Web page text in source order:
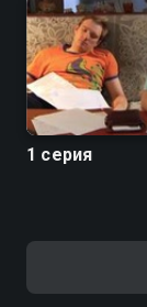
1 серия